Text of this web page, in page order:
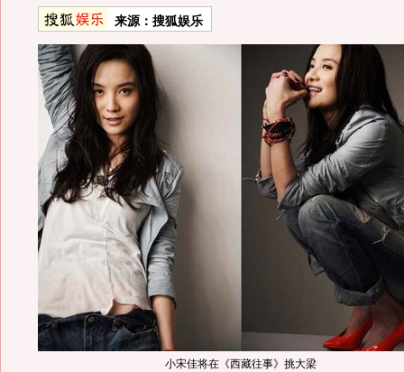
来源： 搜狐娱乐
小宋佳将在《西藏往事》挑大梁